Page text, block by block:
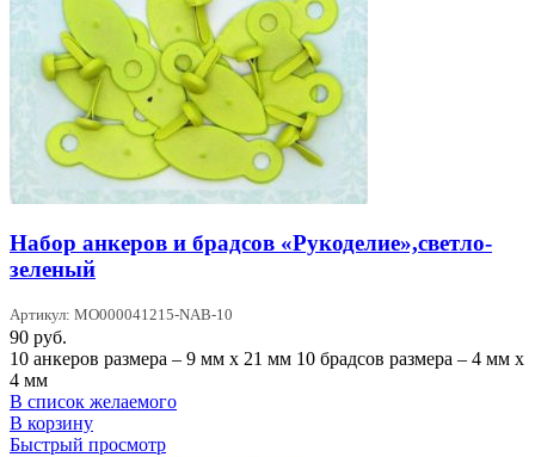
Набор анкеров и брадсов «Рукоделие»,светло-
зеленый
Артикул: MO000041215-NAB-10
90 руб.
10 анкеров размера – 9 мм х 21 мм 10 брадсов размера – 4 мм х
4 мм
В список желаемого
В корзину
Быстрый просмотр